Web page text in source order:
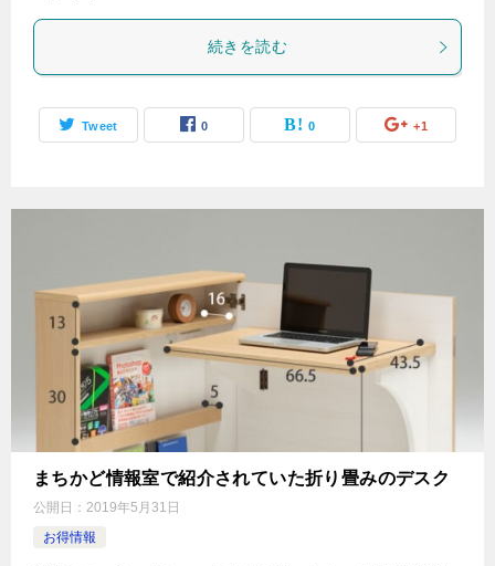
続きを読む
Tweet 0 0 +1
まちかど情報室で紹介されていた折り畳みのデスク
公開日： 2019年5月31日
お得情報